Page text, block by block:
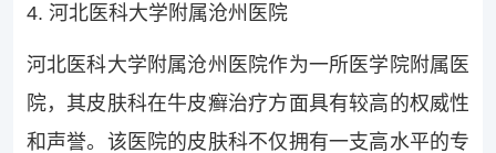
4. 河北医科大学附属沧州医院
河北医科大学附属沧州医院作为一所医学院附属医
院，其皮肤科在牛皮癣治疗方面具有较高的权威性
和声誉。该医院的皮肤科不仅拥有一支高水平的专